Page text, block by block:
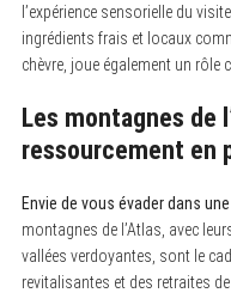
l’expérience sensorielle du
ingrédients frais et locaux
chèvre, joue également un rôle
Les montagnes de
ressourcement en
Envie de vous évader dans
montagnes de l’Atlas, avec
vallées verdoyantes, sont le
revitalisantes et des retraites
S
e
h